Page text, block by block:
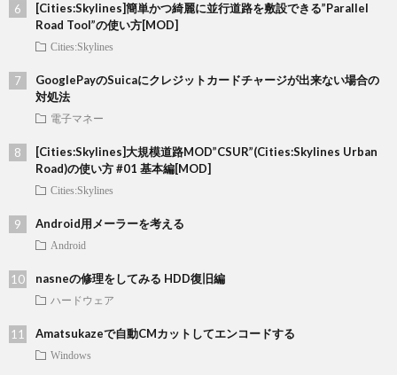
[Cities:Skylines]簡単かつ綺麗に並行道路を敷設できる”Parallel
Road Tool”の使い方[MOD]
Cities:Skylines
GooglePayのSuicaにクレジットカードチャージが出来ない場合の
対処法
電子マネー
[Cities:Skylines]大規模道路MOD”CSUR”(Cities:Skylines Urban
Road)の使い方 #01 基本編[MOD]
Cities:Skylines
Android用メーラーを考える
Android
nasneの修理をしてみる HDD復旧編
ハードウェア
Amatsukazeで自動CMカットしてエンコードする
Windows